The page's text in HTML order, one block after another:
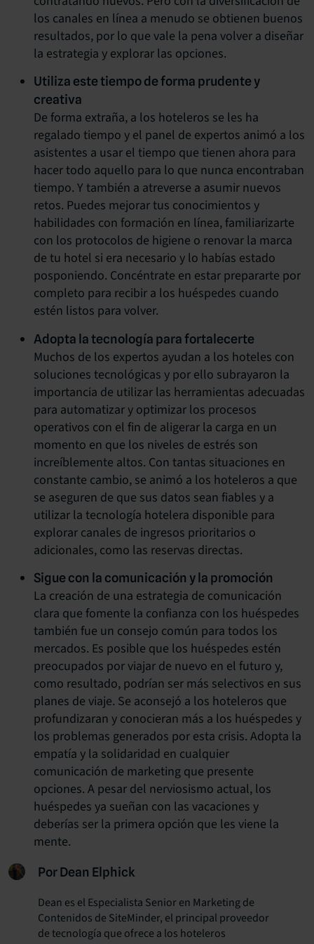
los canales en línea a menudo se obtienen buenos
resultados, por lo que vale la pena volver a diseñar
la estrategia y explorar las opciones.
Utiliza este tiempo de forma prudente y
creativa
De forma extraña, a los hoteleros se les ha
regalado tiempo y el panel de expertos animó a los
asistentes a usar el tiempo que tienen ahora para
hacer todo aquello para lo que nunca encontraban
tiempo. Y también a atreverse a asumir nuevos
retos. Puedes mejorar tus conocimientos y
habilidades con formación en línea, familiarizarte
con los protocolos de higiene o renovar la marca
de tu hotel si era necesario y lo habías estado
posponiendo. Concéntrate en estar prepararte por
completo para recibir a los huéspedes cuando
estén listos para volver.
Adopta la tecnología para fortalecerte
Muchos de los expertos ayudan a los hoteles con
soluciones tecnológicas y por ello subrayaron la
importancia de utilizar las herramientas adecuadas
para automatizar y optimizar los procesos
operativos con el fin de aligerar la carga en un
momento en que los niveles de estrés son
increíblemente altos. Con tantas situaciones en
constante cambio, se animó a los hoteleros a que
se aseguren de que sus datos sean fiables y a
utilizar la tecnología hotelera disponible para
explorar canales de ingresos prioritarios o
adicionales, como las reservas directas.
Sigue con la comunicación y la promoción
La creación de una estrategia de comunicación
clara que fomente la confianza con los huéspedes
también fue un consejo común para todos los
mercados. Es posible que los huéspedes estén
preocupados por viajar de nuevo en el futuro y,
como resultado, podrían ser más selectivos en sus
planes de viaje. Se aconsejó a los hoteleros que
profundizaran y conocieran más a los huéspedes y
los problemas generados por esta crisis. Adopta la
empatía y la solidaridad en cualquier
comunicación de marketing que presente
opciones. A pesar del nerviosismo actual, los
huéspedes ya sueñan con las vacaciones y
deberías ser la primera opción que les viene la
mente.
Por Dean Elphick
Dean es el Especialista Senior en Marketing de
Contenidos de SiteMinder, el principal proveedor
de tecnología que ofrece a los hoteleros